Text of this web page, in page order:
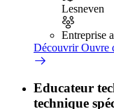
Lesneven
Entreprise
DécouvrirOuvre
Educateur
technique